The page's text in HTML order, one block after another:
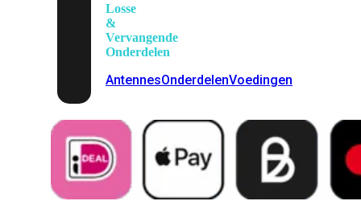
Losse
&
Vervangende
Onderdelen
AntennesOnderdelenVoedingen